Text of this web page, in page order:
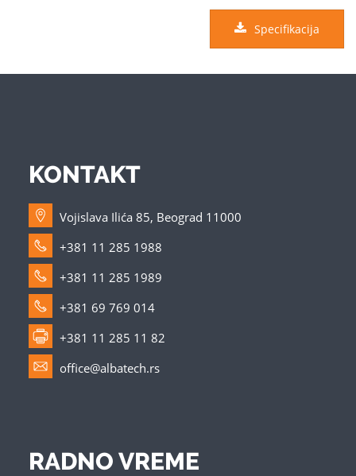
Specifikacija
KONTAKT
Vojislava Ilića 85, Beograd 11000
+381 11 285 1988
+381 11 285 1989
+381 69 769 014
+381 11 285 11 82
office@albatech.rs
RADNO VREME